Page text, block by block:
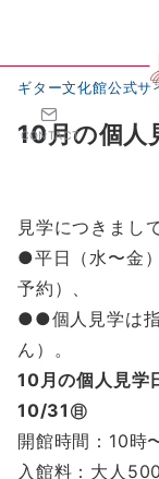
CONTACT
ギター文化館公式サ
10月の個人
見学につきまし
●平日（水〜金
予約）、
●●個人見学は
ん）。
10月の個人見
10/31㊐
開館時間：10時
入館料：大人